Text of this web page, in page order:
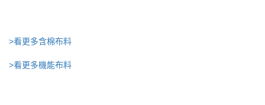
>看更多含棉布料
>看更多機能布料